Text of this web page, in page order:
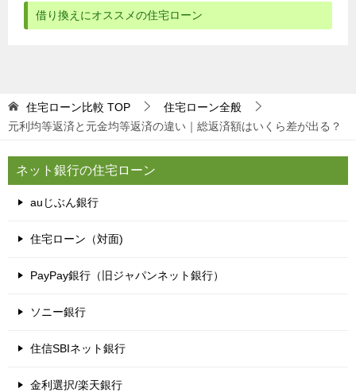
借り換えにオススメの住宅ローン
住宅ローン比較 TOP
住宅ローン全般
元利均等返済と元金均等返済の違い｜総返済額はいくら差が出る？
ネット銀行の住宅ローン
auじぶん銀行
住宅ローン（対面)
PayPay銀行（旧ジャパンネット銀行）
ソニー銀行
住信SBIネット銀行
金利選択/楽天銀行